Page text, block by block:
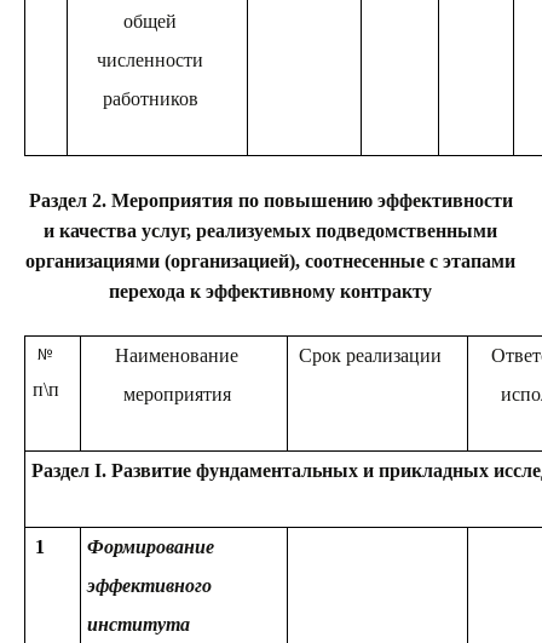
общей
численности
работников
Раздел 2. Мероприятия по повышению эффективности
и качества услуг, реализуемых подведомственными
организациями (организацией), соотнесенные с этапами
перехода к эффективному контракту
№
п\п
Наименование
мероприятия
Срок реализации
Раздел I. Развитие фундаментальных и прикладных
1
Формирование
эффективного
института